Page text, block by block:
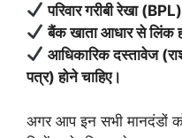
परिवार गरीबी रेखा
बैंक खाता आधार से लिंक
आधिकारिक दस्तावेज
पत्र) होने चाहिए।
अगर आप इन सभी मानदंडों